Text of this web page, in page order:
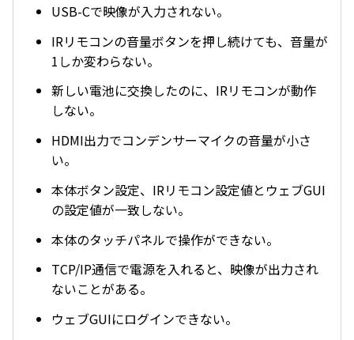
USB-Cで映像が入力されない。
IRリモコンの音量ボタンを押し続けても、音量が
1しか変わらない。
新しい電池に交換したのに、IRリモコンが動作
しない。
HDMI出力でコンデンサーマイクの音量が小さ
い。
本体ボタン設定、IRリモコン設定値とウェブGUI
の設定値が一致しない。
本体のタッチパネルで操作ができない。
TCP/IP通信で電源を入れると、映像が出力され
ないことがある。
ウェブGUIにログインできない。